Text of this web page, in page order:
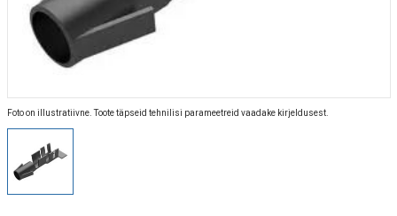
Foto on illustratiivne. Toote täpseid tehnilisi parameetreid vaadake kirjeldusest.